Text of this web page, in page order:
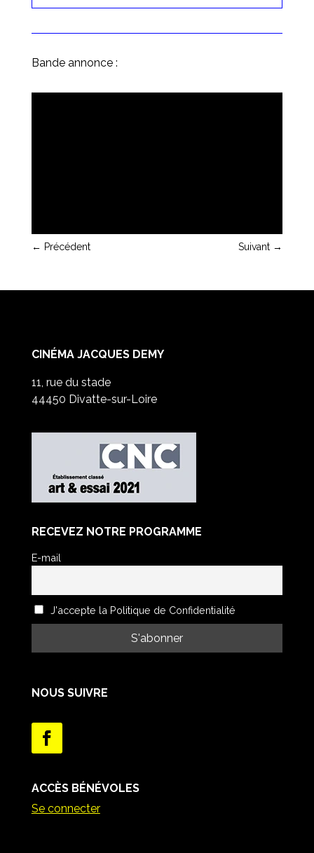
Bande annonce :
← Précédent Suivant →
CINÉMA JACQUES DEMY
11, rue du stade
44450 Divatte-sur-Loire
RECEVEZ NOTRE PROGRAMME
E-mail
J'accepte la Politique de Confidentialité
NOUS SUIVRE
ACCÈS BÉNÉVOLES
Se connecter